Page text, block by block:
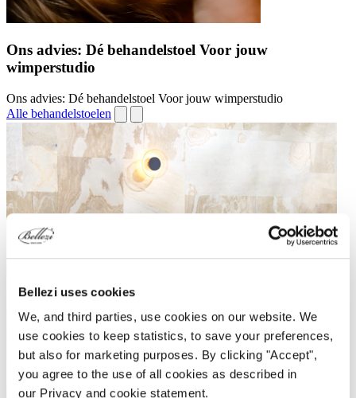
Bellezi uses cookies
We, and third parties, use cookies on our website. We
use cookies to keep statistics, to save your preferences,
but also for marketing purposes. By clicking "Accept",
you agree to the use of all cookies as described in
our Privacy and cookie statement.
Ons advies: Dé behandelstoel Voor jouw
wimperstudio
Ons advies: Dé behandelstoel Voor jouw wimperstudio
Alle behandelstoelen